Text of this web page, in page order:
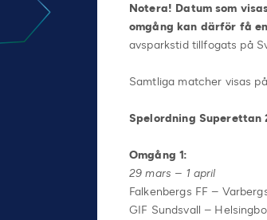
Notera! Datum som
omgång kan därför få
avsparkstid tillfogats på
Samtliga matcher visas
Spelordning Superettan
Omgång 1:
29 mars – 1 april
Falkenbergs FF –
GIF Sundsvall –